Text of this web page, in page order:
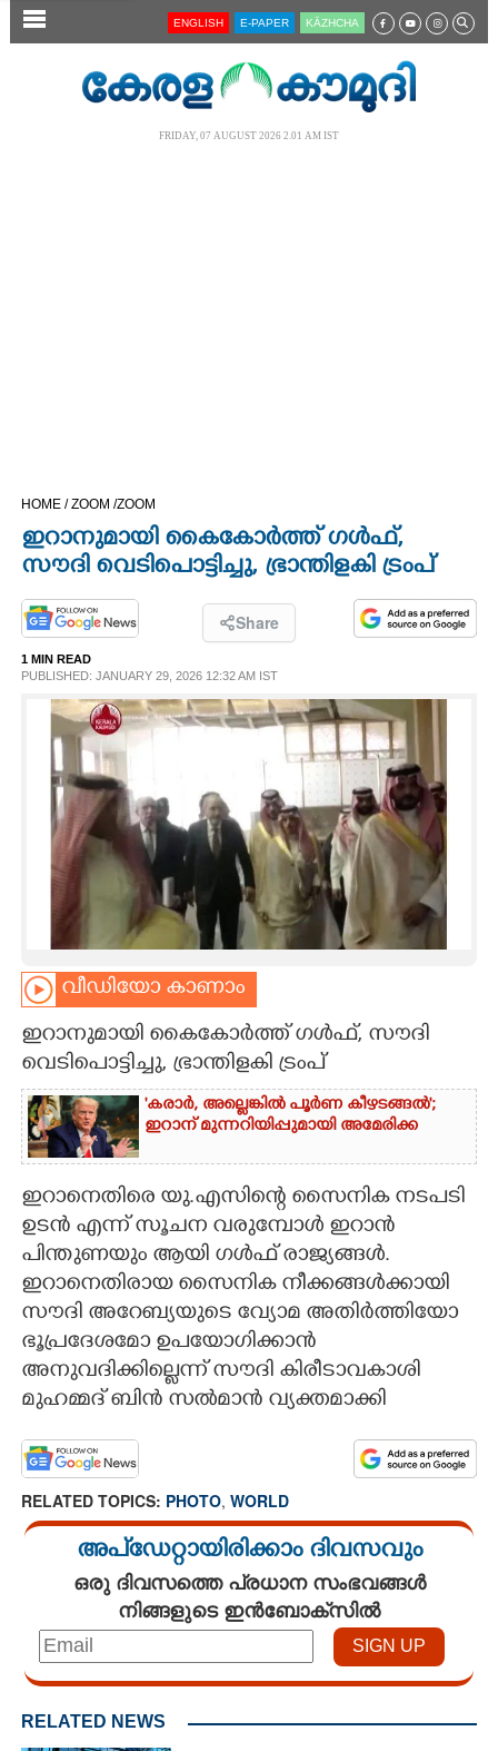
SECTIONS
LIFESTYLE
SPIRITUAL
INFO+
ASTRO
CARTOONS
LITERATURE
ZOOM
CONTACT US
ENGLISH E-PAPER KĀZHCHA
FRIDAY, 07 AUGUST 2026 2.01 AM IST
HOME /ZOOM /ZOOM
ഇറാനുമായി കൈകോർത്ത് ഗൾഫ്,
സൗദി വെടിപൊട്ടിച്ചു, ഭ്രാന്തിളകി ട്രംപ്
Share
1 MIN READ
PUBLISHED: JANUARY 29, 2026 12:32 AM IST
വീഡിയോ കാണാം
ഇറാനുമായി കൈകോർത്ത് ഗൾഫ്, സൗദി
വെടിപൊട്ടിച്ചു, ഭ്രാന്തിളകി ട്രംപ്
'കരാർ, അല്ലെങ്കിൽ പൂർണ കീഴടങ്ങൽ';
ഇറാന് മുന്നറിയിപ്പുമായി അമേരിക്ക
ഇറാനെതിരെ യു.എസിന്റെ സൈനിക നടപടി
ഉടൻ എന്ന് സൂചന വരുമ്പോൾ ഇറാൻ
പിന്തുണയും ആയി ഗൾഫ് രാജ്യങ്ങൾ.
ഇറാനെതിരായ സൈനിക നീക്കങ്ങൾക്കായി
സൗദി അറേബ്യയുടെ വ്യോമ അതിർത്തിയോ
ഭൂപ്രദേശമോ ഉപയോഗിക്കാൻ
അനുവദിക്കില്ലെന്ന് സൗദി കിരീടാവകാശി
മുഹമ്മദ് ബിൻ സൽമാൻ വ്യക്തമാക്കി
RELATED TOPICS: PHOTO, WORLD
അപ്ഡേറ്റായിരിക്കാം ദിവസവും
ഒരു ദിവസത്തെ പ്രധാന സംഭവങ്ങൾ
നിങ്ങളുടെ ഇൻബോക്സിൽ
RELATED NEWS